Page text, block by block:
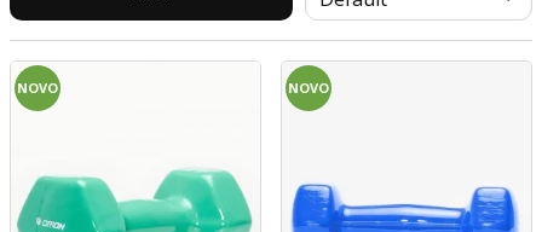
NOVO NOVO